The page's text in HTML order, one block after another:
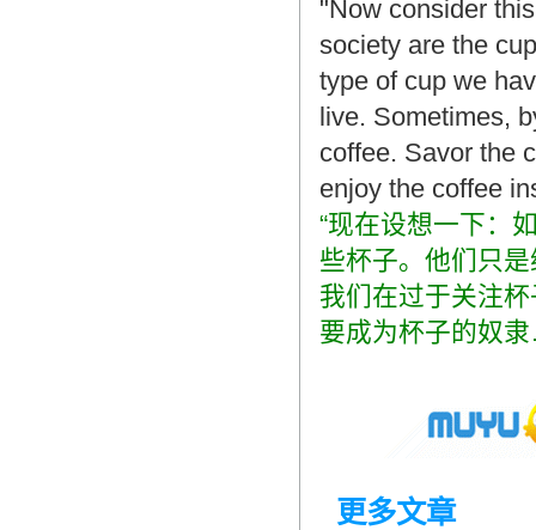
"Now consider
society are the
type of cup we
live. Sometimes,
coffee. Savor the
enjoy the coffee
“现在设想一下：
些杯子。他们只
我们在过于关注
要成为杯子的奴
更多文章